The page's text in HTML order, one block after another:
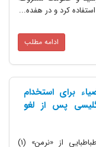
کرد و در هفده...
ادامه مطلب
برای استخدام
پس از لغو